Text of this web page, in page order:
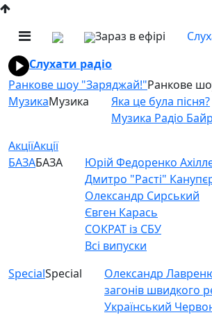
Зараз в ефірі
Слухати радіо
Ранкове шоу "Заряджай!"Ранкове
МузикаМузика
Яка це була пісня?
Музика Радіо
АкціїАкції
БАЗАБАЗА
Юрій Федоренко
Дмитро "Расті"
Олександр Сирський
Євген Карась
СОКРАТ із СБУ
Всі випуски
SpecialSpecial
Олександр
загонів швидкого
Український